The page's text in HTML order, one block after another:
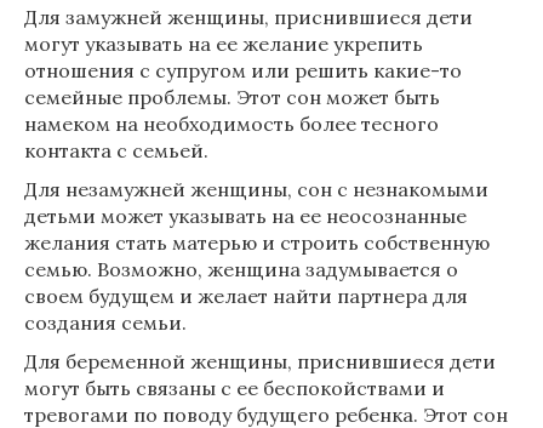
Для замужней женщины, приснившиеся дети
могут указывать на ее желание укрепить
отношения с супругом или решить какие-то
семейные проблемы. Этот сон может быть
намеком на необходимость более тесного
контакта с семьей.
Для незамужней женщины, сон с незнакомыми
детьми может указывать на ее неосознанные
желания стать матерью и строить собственную
семью. Возможно, женщина задумывается о
своем будущем и желает найти партнера для
создания семьи.
Для беременной женщины, приснившиеся дети
могут быть связаны с ее беспокойствами и
тревогами по поводу будущего ребенка. Этот сон